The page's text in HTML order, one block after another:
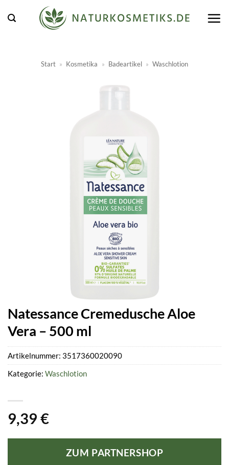
Inhalt
Start » Kosmetika » Badeartikel » Waschlotion
Natessance Cremedusche Aloe
Vera – 500 ml
9,39 €
ZUM PARTNERSHOP
Artikelnummer: 3517360020090
Kategorie: Waschlotion